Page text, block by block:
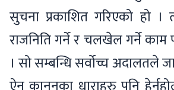
सुचना प्रकाशित गरिएको हो ।
राजनिति गर्ने र चलखेल गर्ने काम
। सो सम्बन्धि सर्वोच्च अदालतले